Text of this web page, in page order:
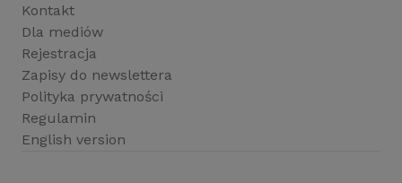
Kontakt
Dla mediów
Rejestracja
Zapisy do newslettera
Polityka prywatności
Regulamin
English version